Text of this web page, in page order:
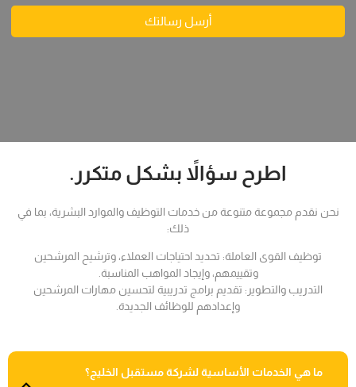
أرسل رسالتك
اطرح سؤالاً بشكل متكرر.
نحن نقدم مجموعة متنوعة من خدمات التوظيف والموارد البشرية، بما في
ذلك:
توظيف القوى العاملة: تحديد احتياجات العملاء، وترشيح المرشحين
وتقييمهم، وإيجاد المواهب المناسبة.
التدريب والتطوير: تقديم برامج تدريبية لتحسين مهارات المرشحين
وإعدادهم للوظائف الجديدة.
ما هي الخدمات الأساسية لشركة مستقبل الخليج؟